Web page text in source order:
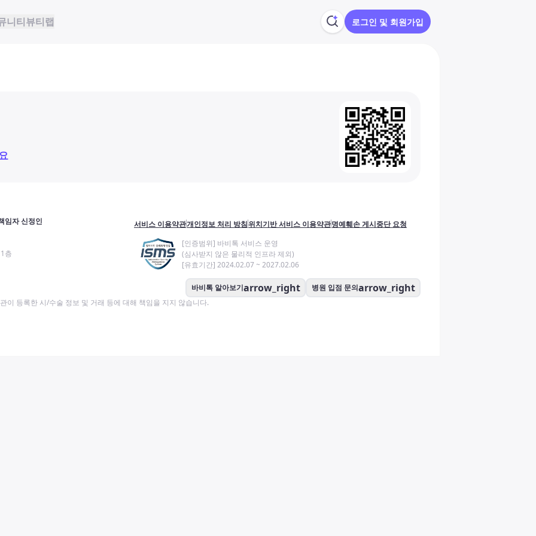
니티뷰티랩 로그인 및 회원가입
임자 신정인
층
서비스 이용약관개인정보 처리 방침위치기반 서비스 이용약관명예훼손 게시중단 요청
[인증범위] 바비톡 서비스 운영
(심사받지 않은 물리적 인프라 제외)
[유효기간] 2024.02.07 ~ 2027.02.06
바비톡 알아보기arrow_right 병원 입점 문의arrow_right
이 등록한 시/수술 정보 및 거래 등에 대해 책임을 지지 않습니다.